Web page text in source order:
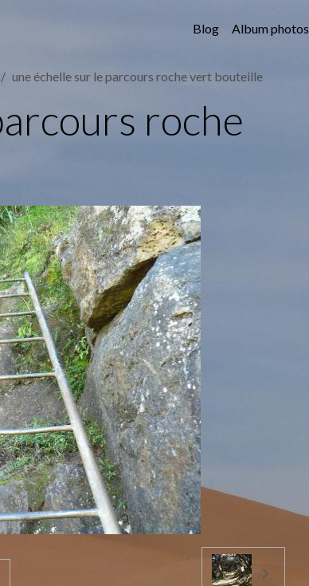
Blog Album photos
une échelle sur le parcours roche vert bouteille
roche